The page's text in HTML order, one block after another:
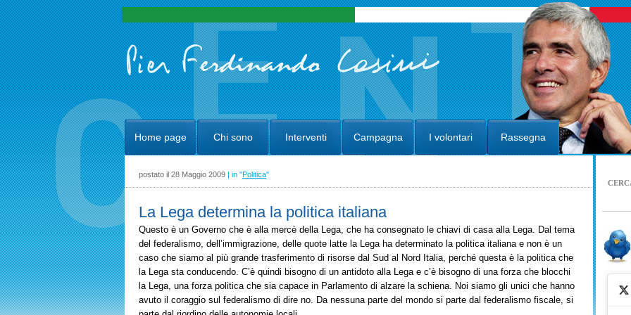
Home page Chi sono Interventi Campagna I volontari Rassegna
postato il 28 Maggio 2009 | in "Politica"
La Lega determina la politica italiana
Questo è un Governo che è alla mercè della Lega, che ha consegnato le chiavi di casa alla Lega. Dal tema
del federalismo, dell’immigrazione, delle quote latte la Lega ha determinato la politica italiana e non è un
caso che siamo al più grande trasferimento di risorse dal Sud al Nord Italia, perché questa è la politica che
la Lega sta conducendo. C’è quindi bisogno di un antidoto alla Lega e c’è bisogno di una forza che blocchi
la Lega, una forza politica che sia capace in Parlamento di alzare la schiena. Noi siamo gli unici che hanno
avuto il coraggio sul federalismo di dire no. Da nessuna parte del mondo si parte dal federalismo fiscale, si